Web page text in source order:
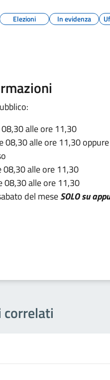
Elezioni In evidenza
alle ore 11,30
08,30 alle ore 11,30
08,30 alle ore 11,30
08,30 alle ore 11,30
del meseSOLO su
correlati